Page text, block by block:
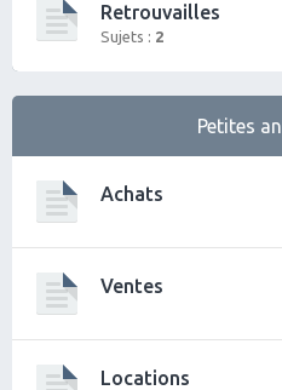
Retrouvailles
Sujets : 2
Petites
Achats
Ventes
Locations